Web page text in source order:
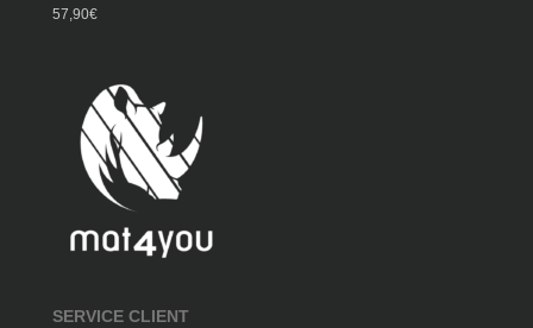
Note
sur 5
57,90€
SERVICE CLIENT